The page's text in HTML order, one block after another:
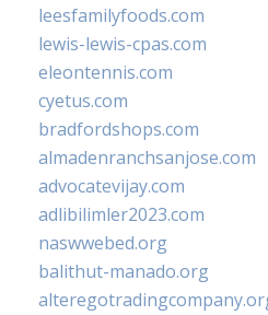
leesfamilyfoods.com
lewis-lewis-cpas.com
eleontennis.com
cyetus.com
bradfordshops.com
almadenranchsanjose.com
advocatevijay.com
adlibilimler2023.com
naswwebed.org
balithut-manado.org